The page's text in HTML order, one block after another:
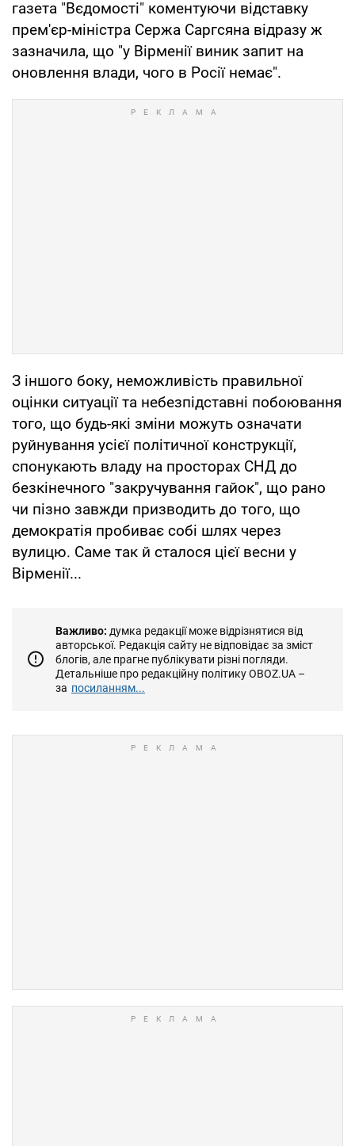
газета "Вєдомості" коментуючи відставку
прем'єр-міністра Сержа Саргсяна відразу ж
зазначила, що "у Вірменії виник запит на
оновлення влади, чого в Росії немає".
З іншого боку, неможливість правильної
оцінки ситуації та небезпідставні побоювання
того, що будь-які зміни можуть означати
руйнування усієї політичної конструкції,
спонукають владу на просторах СНД до
безкінечного "закручування гайок", що рано
чи пізно завжди призводить до того, що
демократія пробиває собі шлях через
вулицю. Саме так й сталося цієї весни у
Вірменії...
Важливо: думка редакції може відрізнятися від
авторської. Редакція сайту не відповідає за зміст
блогів, але прагне публікувати різні погляди.
Детальніше про редакційну політику OBOZ.UA –
за посиланням...